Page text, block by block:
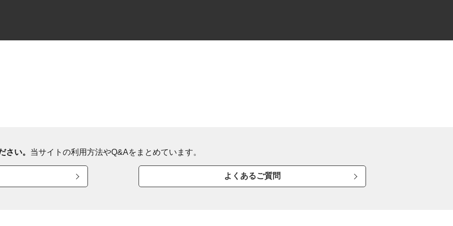
さい。 当サイトの利用方法やQ&Aをまとめています。
よくあるご質問